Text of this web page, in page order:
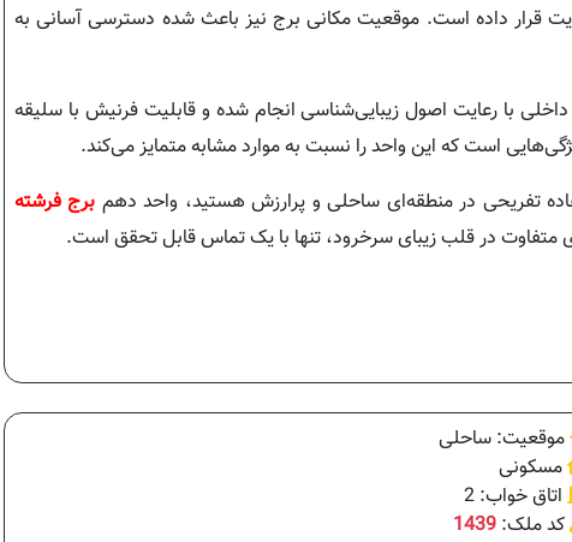
قرار داده است. موقعیت مکانی برج نیز باعث شده دسترسی آسانی به
با رعایت اصول زیبایی‌شناسی انجام شده و قابلیت فرنیش با سلیقه
است که این واحد را نسبت به موارد مشابه متمایز می‌کند.
تفریحی در منطقه‌ای ساحلی و پرارزش هستید، واحد دهم برج فرشته
متفاوت در قلب زیبای سرخرود، تنها با یک تماس قابل تحقق است.
موقعیت: ساحلی
مسکونی
اتاق خواب: 2
کد ملک: 1439